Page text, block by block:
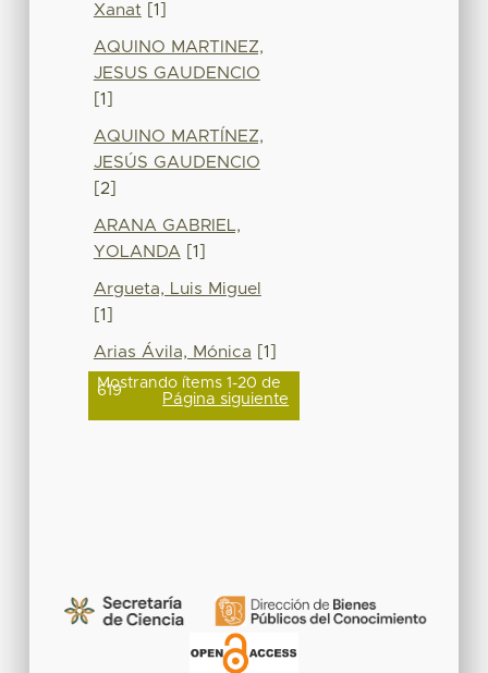
Xanat [1]
AQUINO MARTINEZ,
JESUS GAUDENCIO
[1]
AQUINO MARTÍNEZ,
JESÚS GAUDENCIO
[2]
ARANA GABRIEL,
YOLANDA [1]
Argueta, Luis Miguel
[1]
Arias Ávila, Mónica [1]
Mostrando ítems 1-20 de
619 Página siguiente